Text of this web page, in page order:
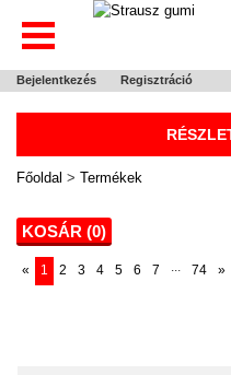
Bejelentkezés Regisztráció
Főoldal > Termékek
KOSÁR (0)
« 1 2 3 4 5 6 7 ... 74 »